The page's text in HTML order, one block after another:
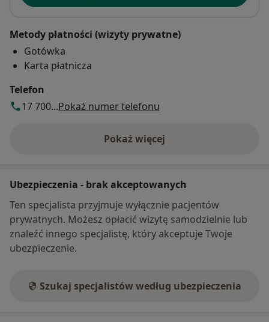
Metody płatności (wizyty prywatne)
Gotówka
Karta płatnicza
Telefon
17 700...Pokaż numer telefonu
Pokaż więcej
o adresie
Ubezpieczenia - brak akceptowanych
Ten specjalista przyjmuje wyłącznie pacjentów
prywatnych. Możesz opłacić wizytę samodzielnie lub
znaleźć innego specjalistę, który akceptuje Twoje
ubezpieczenie.
Szukaj specjalistów według ubezpieczenia